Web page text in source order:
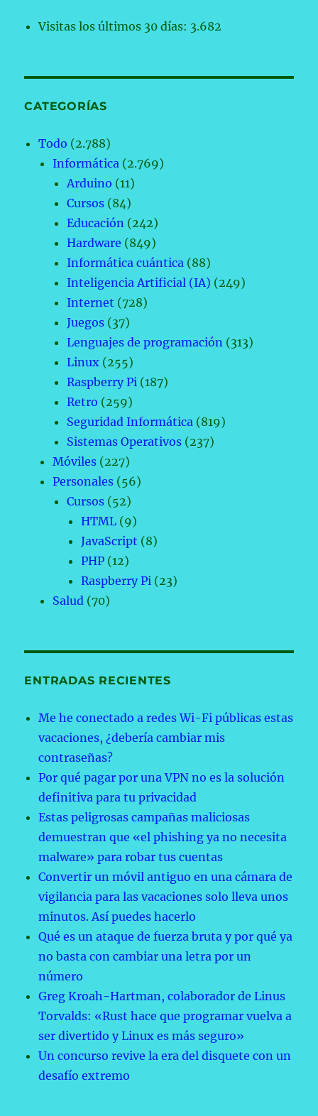
Visitas los últimos 30 días: 3.682
CATEGORÍAS
Todo (2.788)
Informática (2.769)
Arduino (11)
Cursos (84)
Educación (242)
Hardware (849)
Informática cuántica (88)
Inteligencia Artificial (IA) (249)
Internet (728)
Juegos (37)
Lenguajes de programación (313)
Linux (255)
Raspberry Pi (187)
Retro (259)
Seguridad Informática (819)
Sistemas Operativos (237)
Móviles (227)
Personales (56)
Cursos (52)
HTML (9)
JavaScript (8)
PHP (12)
Raspberry Pi (23)
Salud (70)
ENTRADAS RECIENTES
Me he conectado a redes Wi-Fi públicas estas
vacaciones, ¿debería cambiar mis
contraseñas?
Por qué pagar por una VPN no es la solución
definitiva para tu privacidad
Estas peligrosas campañas maliciosas
demuestran que «el phishing ya no necesita
malware» para robar tus cuentas
Convertir un móvil antiguo en una cámara de
vigilancia para las vacaciones solo lleva unos
minutos. Así puedes hacerlo
Qué es un ataque de fuerza bruta y por qué ya
no basta con cambiar una letra por un
número
Greg Kroah-Hartman, colaborador de Linus
Torvalds: «Rust hace que programar vuelva a
ser divertido y Linux es más seguro»
Un concurso revive la era del disquete con un
desafío extremo